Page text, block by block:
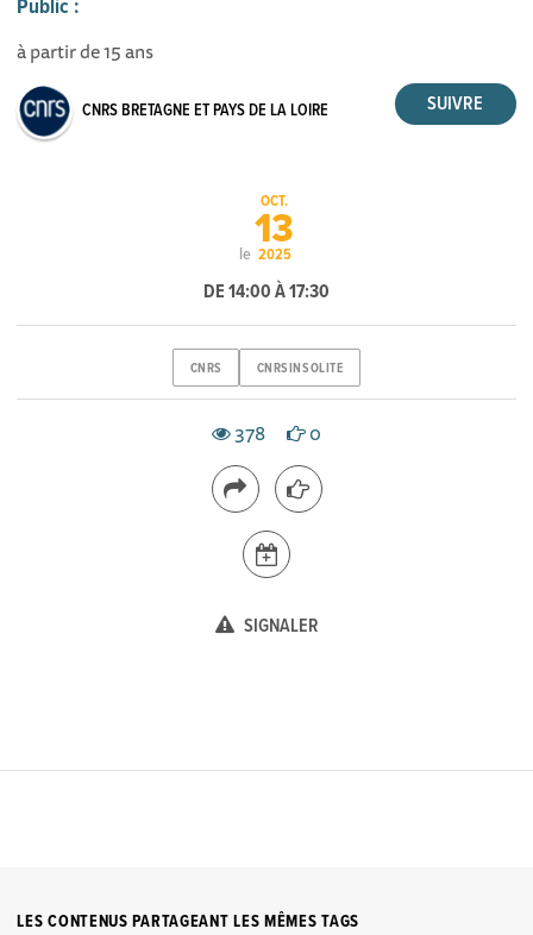
Public :
à partir de 15 ans
CNRS BRETAGNE ET PAYS DE LA LOIRE
le
OCT.
13
2025
DE 14:00 À 17:30
CNRS CNRSINSOLITE
378 0
SIGNALER
LES CONTENUS PARTAGEANT LES MÊMES TAGS